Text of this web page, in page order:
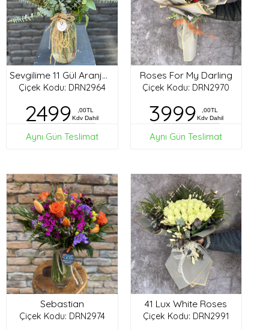
Sevgilime 11 Gül Aranjman
Çiçek Kodu: DRN2964
2499
,00TL
Kdv Dahil
Aynı Gün Teslimat
Roses For My Darling
Çiçek Kodu: DRN2970
3999
,00TL
Kdv Dahil
Aynı Gün Teslimat
Sebastian
Çiçek Kodu: DRN2974
41 Lux White Roses
Çiçek Kodu: DRN2991